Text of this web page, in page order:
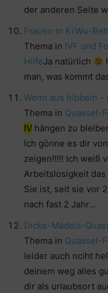
der anderen Seite
Frauen in KiWu-
Thema in IVF und
HilfeJa natürlich
man, was kommt
Wenn aus hibbeln
Thema in Quassel-
IV hängen zu
Ich gönne es dir
zeigen!!!!! Ich weiß
Arbeitslosigkeit das
Sie ist, seit sie vor
nach fast 2 Jahr…
Dicke-Mädels-
Thema in Quassel-
leider auch nciht
deinem weg alles
dir als urlaubsort